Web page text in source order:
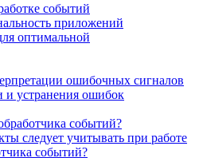
событий
приложений
оптимальной
ошибочных сигналов
и устранения ошибок
событий?
следует учитывать при работе
событий?